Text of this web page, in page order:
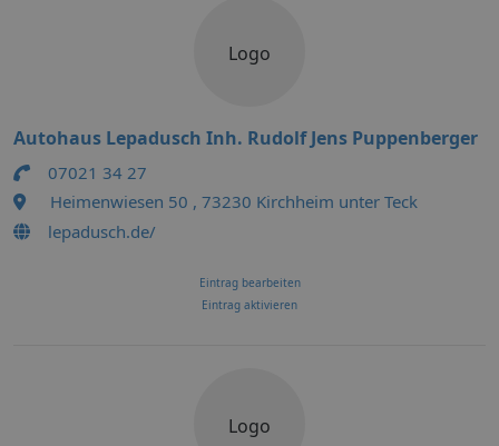
Logo
Autohaus Lepadusch Inh. Rudolf Jens Puppenberger
07021 34 27
Heimenwiesen 50 , 73230 Kirchheim unter Teck
lepadusch.de/
Eintrag bearbeiten
Eintrag aktivieren
Logo